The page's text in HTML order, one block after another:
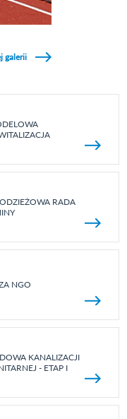
galerii
RADA
NGO
KANALIZACJI
- ETAP I